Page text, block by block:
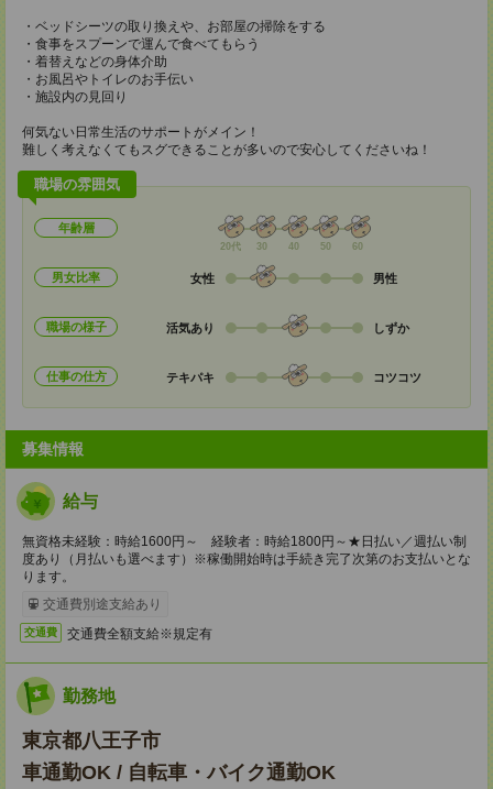
・ベッドシーツの取り換えや、お部屋の掃除をする
・食事をスプーンで運んで食べてもらう
・着替えなどの身体介助
・お風呂やトイレのお手伝い
・施設内の見回り
何気ない日常生活のサポートがメイン！
難しく考えなくてもスグできることが多いので安心してくださいね！
職場の雰囲気
年齢層
20代 30 40 50 60
男女比率 女性 男性
職場の様子 活気あり しずか
仕事の仕方 テキパキ コツコツ
募集情報
給与
無資格未経験：時給1600円～ 経験者：時給1800円～★日払い／週払い制
度あり（月払いも選べます）※稼働開始時は手続き完了次第のお支払いとな
ります。
交通費別途支給あり
交通費 交通費全額支給※規定有
勤務地
東京都八王子市
車通勤OK / 自転車・バイク通勤OK